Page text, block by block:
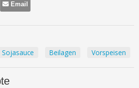
Email
Sojasauce Beilagen Vorspeisen